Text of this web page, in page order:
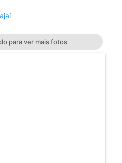
para ver mais fotos